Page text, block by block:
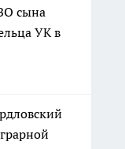
сына
УК в